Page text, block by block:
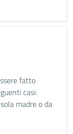
fatto
casi:
madre o da